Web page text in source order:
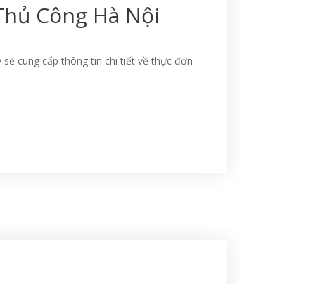
Công Hà Nội
sẽ cung cấp thông tin chi tiết về thực đơn